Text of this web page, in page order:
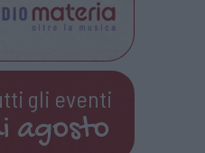
gli eventi
agosto